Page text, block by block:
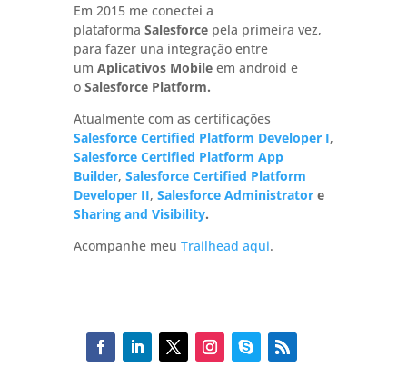
Em 2015 me conectei a
plataforma Salesforcepela primeira vez,
para fazer una integração entre
um Aplicativos Mobileem android e
o Salesforce Platform.
Atualmente com as certificações
Salesforce Certified Platform Developer I,
Salesforce Certified Platform App
Builder, Salesforce Certified Platform
Developer II, Salesforce Administratore
Sharing and Visibility.
Acompanhe meu Trailhead aqui.